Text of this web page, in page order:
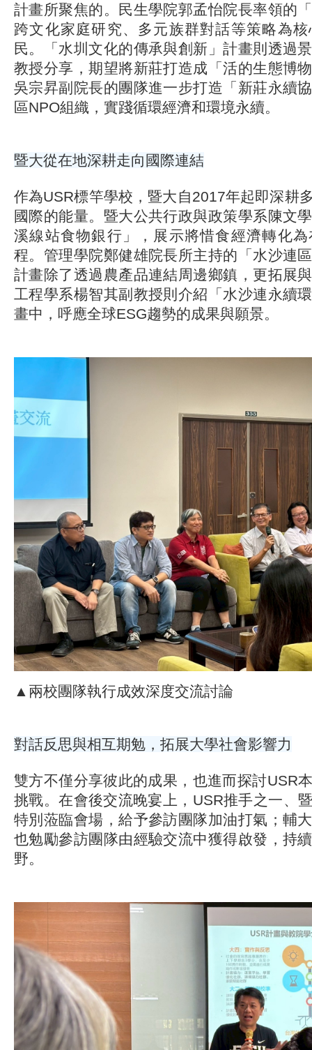
計畫所聚焦的。民生學院郭孟怡院長率領的
跨文化家庭研究、多元族群對話等策略為
民。「水圳文化的傳承與創新」計畫則透過
教授分享，期望將新莊打造成「活的生態博
吳宗昇副院長的團隊進一步打造「新莊永續
區NPO組織，實踐循環經濟和環境永續。
暨大從在地深耕走向國際連結
作為USR標竿學校，暨大自2017年起即深耕
國際的能量。暨大公共行政與政策學系陳文
溪線站食物銀行」，展示將惜食經濟轉化
程。管理學院鄭健雄院長所主持的「水沙連
計畫除了透過農產品連結周邊鄉鎮，更拓展
工程學系楊智其副教授則介紹「水沙連永續
畫中，呼應全球ESG趨勢的成果與願景。
▲兩校團隊執行成效深度交流討論
對話反思與相互期勉，拓展大學社會影響力
雙方不僅分享彼此的成果，也進而探討USR
挑戰。在會後交流晚宴上，USR推手之一、
特別蒞臨會場，給予參訪團隊加油打氣；輔
也勉勵參訪團隊由經驗交流中獲得啟發，持
野。